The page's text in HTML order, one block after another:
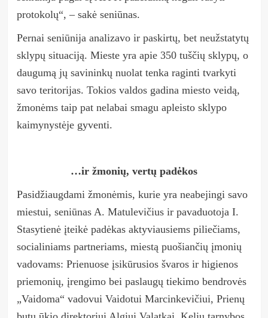
protokolų“, – sakė seniūnas.
Pernai seniūnija analizavo ir paskirtų, bet neužstatytų
sklypų situaciją. Mieste yra apie 350 tuščių sklypų, o
daugumą jų savininkų nuolat tenka raginti tvarkyti
savo teritorijas. Tokios valdos gadina miesto veidą,
žmonėms taip pat nelabai smagu apleisto sklypo
kaimynystėje gyventi.
…ir žmonių, vertų padėkos
Pasidžiaugdami žmonėmis, kurie yra neabejingi savo
miestui, seniūnas A. Matulevičius ir pavaduotoja I.
Stasytienė įteikė padėkas aktyviausiems piliečiams,
socialiniams partneriams, miestą puošiančių įmonių
vadovams: Prienuose įsikūrusios švaros ir higienos
priemonių, įrengimo bei paslaugų tiekimo bendrovės
„Vaidoma“vadovui Vaidotui Marcinkevičiui, Prienų